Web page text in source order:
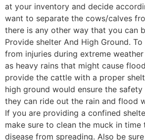
at your inventory and decide
want to separate the cows/calves
there is any other way that you can
Provide shelter And High Ground.
from injuries during extreme
as heavy rains that might cause
provide the cattle with a proper
high ground would ensure the
they can ride out the rain and flood
If you are providing a confined
make sure to clean the muck in
disease from spreading. Also be